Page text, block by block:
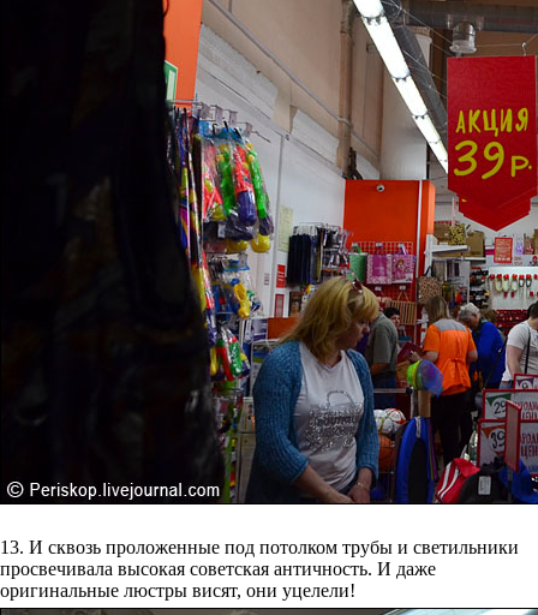
13. И сквозь проложенные под потолком трубы и светильники
просвечивала высокая советская античность. И даже
оригинальные люстры висят, они уцелели!